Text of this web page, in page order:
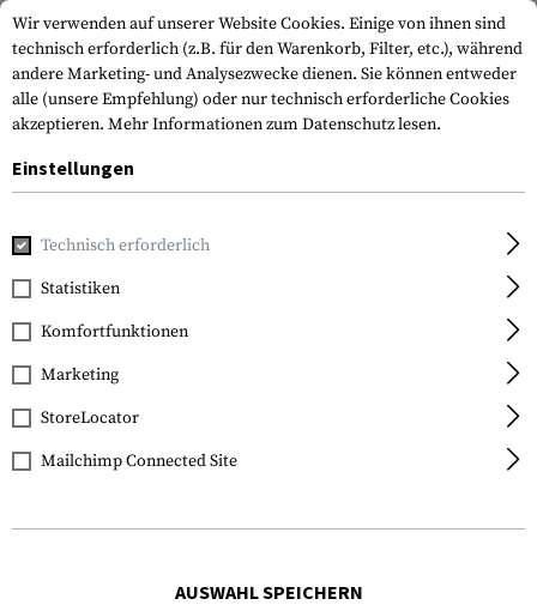
Marken Blackhawk
FILTER
Wir verwenden auf unserer Website Cookies. Einige von ihnen sind
technisch erforderlich (z.B. für den Warenkorb, Filter, etc.), während
andere Marketing- und Analysezwecke dienen. Sie können entweder
alle (unsere Empfehlung) oder nur technisch erforderliche Cookies
akzeptieren. Mehr Informationen zum Datenschutz lesen.
Einstellungen
Technisch erforderlich
Statistiken
Komfortfunktionen
Marketing
StoreLocator
Mailchimp Connected Site
AUSWAHL SPEICHERN